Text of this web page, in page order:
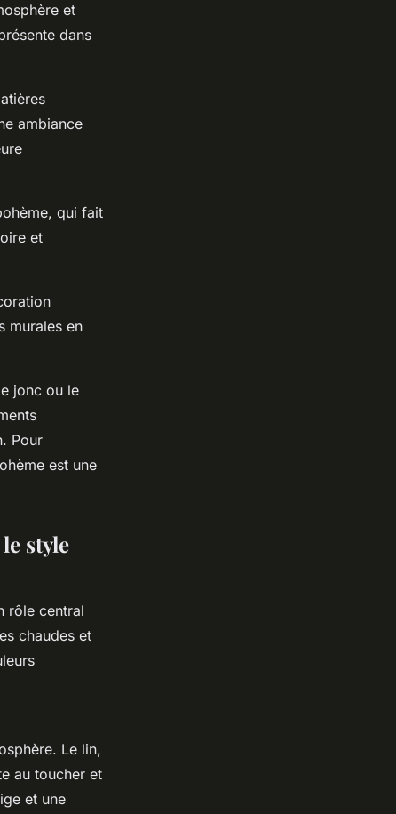
et
dans
ambiance
qui fait
et
murales en
jonc ou le
Pour
est une
style
rôle central
chaudes et
Le lin,
au toucher et
et une